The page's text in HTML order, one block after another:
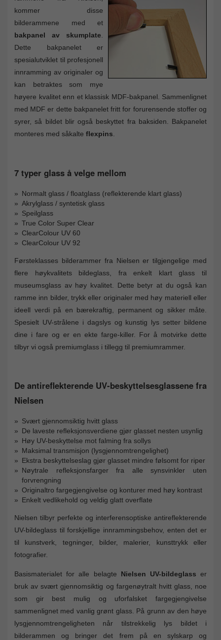
kommer disse
bilderammene med et
bakpanel av skumplate.
Dette bakpanelet er
spesialutviklet til profesjonell
innramming av originaler og
kan betraktes som mye
høyere kvalitet enn et klassisk MDF-bakpanel. Sammenlignet
med MDF er dette bakpanelet fritt for forurensende stoffer og
syrer, så bildet blir også beskyttet fra baksiden. Bakpanelet
monteres med såkalte flexpins.
7 typer glass å velge mellom
Normalt glass / floatglass (reflekterende klart glass)
Akrylglass / syntetisk glass
Speilglass
True Color Super Clear
ClearColour UV 60
ClearColour UV 92
Førsteklasses bilderammer fra Nielsen er tilgjengelige med
flere høykvalitets bildeglass, fra enkelt klart glass til
museumsglass av høy kvalitet. Dette betyr at du også kan
ramme inn bilder, trykk eller originaler med høy materiell eller
ideell verdi på en bærekraftig, permanent og sikker måte.
Spesielt UV-strålene i dagslys og kunstig lys setter bildene
dine i fare og er en ekte farge-killer. For å motvirke dette
tilbyr vi også premiumglass i tillegg til premiumrammer.
De antireflekterende UV-beskyttelsesglassene fra
Nielsen
Svært gjennomsiktig hvitt glass
De laveste refleksjonsverdiene gjør glasset nesten usynlig
Høy UV-beskyttelse mot falming fra sollys
Maksimal transmisjon (lysgjennomtrengelighet)
Ekstra beskyttelseslag gjør glasset mindre følsomt for riper
Nøytrale refleksjonsfarger fra alle synsvinkler uten
forvrengning
Originaltro fargegjengivelse og konturer med høy kontrast
Enkelt vedlikehold og veldig glatt overflate
Nielsen tilbyr perfekte og interferensoptiske antireflekterende
UV-bildeglass til forskjellige innrammingsbehov, enten det er
til kunstverk, tegninger, bilder, malerier, kunsttrykk eller
fotografier.
Basismaterialet for alle belagte Nielsen UV-bildeglass er
bruk av svært gjennomsiktig og fargenøytralt hvitt glass, noe
som gir best mulig og uforfalsket fargegjengivelse
sammenlignet med vanlig grønt glass. På grunn av den høye
lysgjennomtrengeligheten når tilstrekkelig lys bildet i
bilderammen og bringer det frem på en sylskarp og